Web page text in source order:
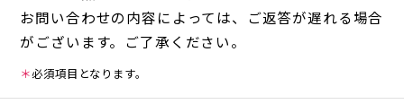
お問い合わせの内容によっては、ご返答が遅れる場合
がございます。ご了承ください。
＊必須項目となります。